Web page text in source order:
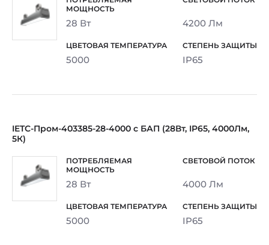
28 Вт 4200 Лм
5000 IP65
IETC-Пром-403385-28-4000 с БАП (28Вт, IP65, 4000Лм,
5К)
28 Вт 4000 Лм
5000 IP65